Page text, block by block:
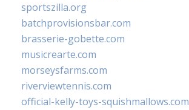
sportszilla.org
batchprovisionsbar.com
brasserie-gobette.com
musicrearte.com
morseysfarms.com
riverviewtennis.com
official-kelly-toys-squishmallows.com